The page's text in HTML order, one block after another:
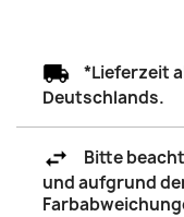
*Lieferzeit
Deutschlands.
Bitte
und aufgrund